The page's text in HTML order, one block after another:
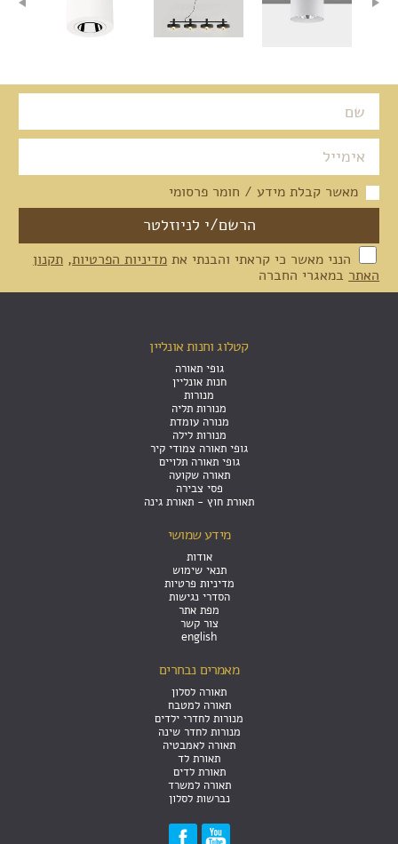
מאשר קבלת מידע / חומר פרסומי
הנני מאשר כי קראתי והבנתי את מדיניות הפרטיות, תקנון
האתר במאגרי החברה
קטלוג וחנות אונליין
גופי תאורה
חנות אונליין
מנורות
מנורות תליה
מנורה עומדת
מנורות לילה
גופי תאורה צמודי קיר
גופי תאורה תלויים
תאורה שקועה
פסי צבירה
תאורת חוץ - תאורת גינה
מידע שמושי
אודות
תנאי שימוש
מדיניות פרטיות
הסדרי נגישות
מפת אתר
צור קשר
english
מאמרים נבחרים
תאורה לסלון
תאורה למטבח
מנורות לחדרי ילדים
מנורות לחדר שינה
תאורה לאמבטיה
תאורת לד
תאורת לדים
תאורה למשרד
נברשות לסלון